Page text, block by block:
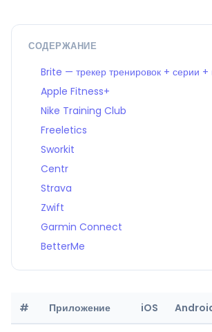
СОДЕРЖАНИЕ
Brite — трекер тренировок + серии +
Apple Fitness+
Nike Training Club
Freeletics
Sworkit
Centr
Strava
Zwift
Garmin Connect
BetterMe
# Приложение iOS